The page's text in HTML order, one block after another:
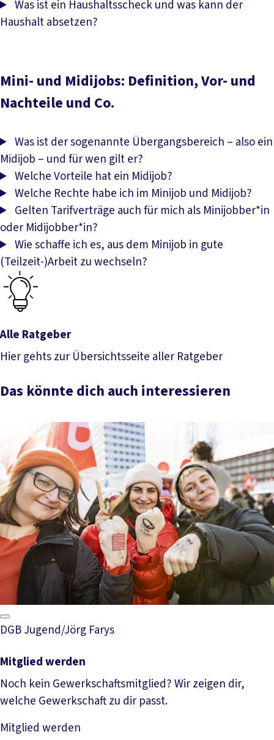
Was ist ein Haushaltsscheck und was kann der
Haushalt absetzen?
Mini- und Midijobs: Definition, Vor- und
Nachteile und Co.
Was ist der sogenannte Übergangsbereich – also ein
Midijob – und für wen gilt er?
Welche Vorteile hat ein Midijob?
Welche Rechte habe ich im Minijob und Midijob?
Gelten Tarifverträge auch für mich als Minijobber*in
oder Midijobber*in?
Wie schaffe ich es, aus dem Minijob in gute
(Teilzeit-)Arbeit zu wechseln?
Alle Ratgeber
Hier gehts zur Übersichtsseite aller Ratgeber
Alle Ratgeber
Das könnte dich auch interessieren
DGB Jugend/Jörg Farys
Mitglied werden
Noch kein Gewerkschaftsmitglied? Wir zeigen dir,
welche Gewerkschaft zu dir passt.
Mitglied werden